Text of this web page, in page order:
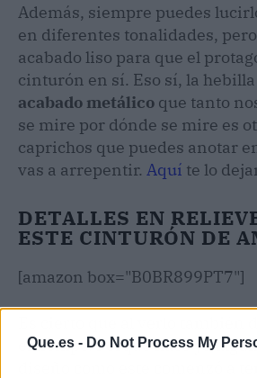
Que.es - Do Not Process My
Además, siempre puedes
en diferentes tonalidades,
acabado liso para que el
cinturón en sí. Eso sí, la
acabado metálico que tanto
se mire por dónde se mire es
caprichos que puedes anotar
vas a arrepentir. Aquí te lo
DETALLES EN
ESTE CINTURÓN DE
[amazon box="B0BR899PT7"]
Es cierto que al verlo también
el tiempo. Porque hace ya